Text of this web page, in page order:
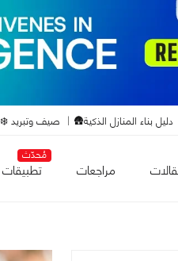
دليل بناء المنازل الذكية🛖 صيف وتبريد ❄️
مراجعات
مُحدّث
تطبيقات